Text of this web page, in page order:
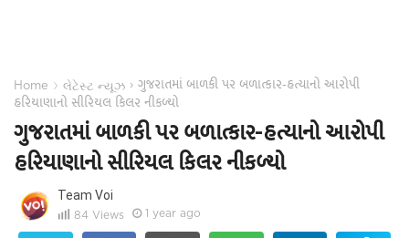
Home › લેટેસ્ટ ન્યૂઝ › ગુજરાતમાં બાળકી પર બળાત્કાર-હત્યાનો આરોપી
હરિયાણાનો સીરિયલ કિલર નીકળ્યો
ગુજરાતમાં બાળકી પર બળાત્કાર-હત્યાનો આરોપી
હરિયાણાનો સીરિયલ કિલર નીકળ્યો
Team Voi
84 Views 1 year ago